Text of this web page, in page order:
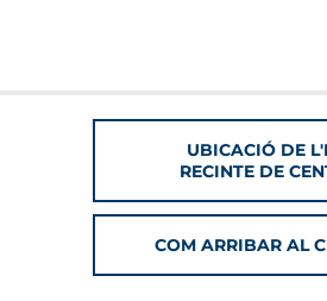
UBICACIÓ DE
RECINTE DE
COM ARRIBAR AL